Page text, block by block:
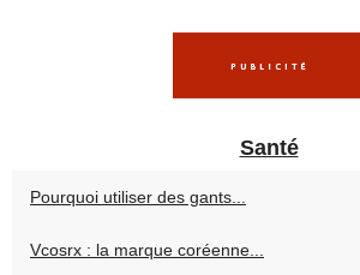
Santé
Pourquoi utiliser des gants...
Vcosrx : la marque coréenne...